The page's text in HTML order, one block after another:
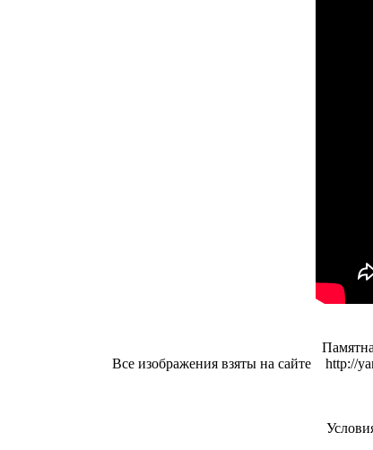
Все изображения взяты на сайте http://